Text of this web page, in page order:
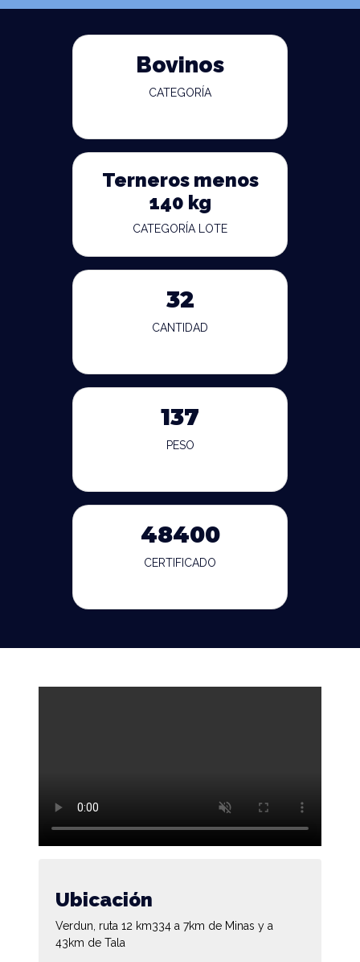
Bovinos
CATEGORÍA
Terneros menos
140 kg
CATEGORÍA LOTE
32
CANTIDAD
137
PESO
48400
CERTIFICADO
Ubicación
Verdun, ruta 12 km334 a 7km de Minas y a
43km de Tala